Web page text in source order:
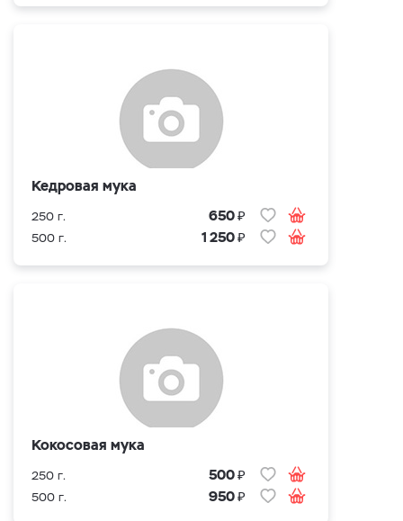
Кедровая мука
250 г. 650₽
500 г. 1 250₽
Кокосовая мука
250 г. 500₽
500 г. 950₽